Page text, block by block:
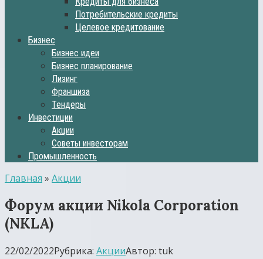
Потребительские кредиты
Целевое кредитование
Бизнес
Бизнес идеи
Бизнес планирование
Лизинг
Франшиза
Тендеры
Инвестиции
Акции
Советы инвесторам
Промышленность
Главная » Акции
Форум акции Nikola Corporation
(NKLA)
22/02/2022Рубрика: АкцииАвтор: tuk